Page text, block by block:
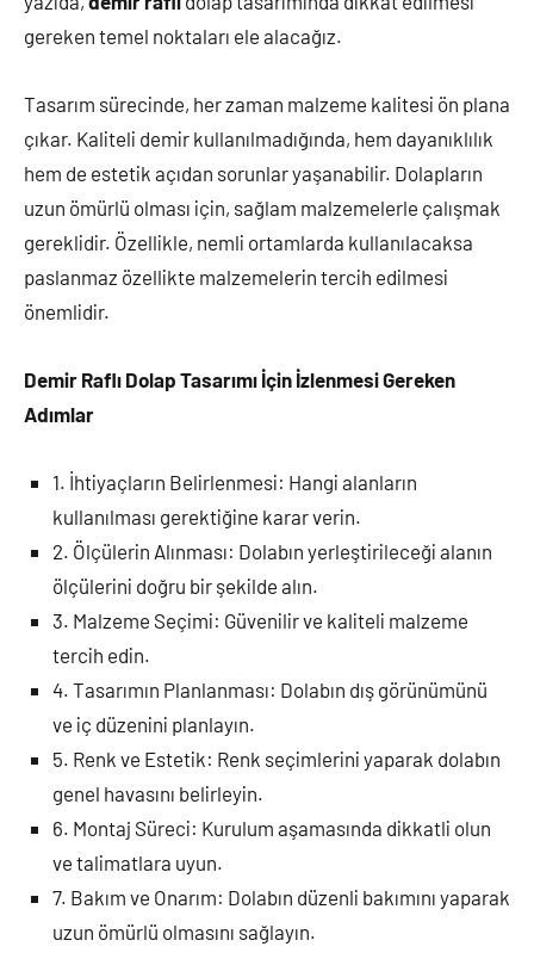
gereken temel noktaları ele alacağız.
Tasarım sürecinde, her zaman malzeme kalitesi ön plana
çıkar. Kaliteli demir kullanılmadığında, hem dayanıklılık
hem de estetik açıdan sorunlar yaşanabilir. Dolapların
uzun ömürlü olması için, sağlam malzemelerle çalışmak
gereklidir. Özellikle, nemli ortamlarda kullanılacaksa
paslanmaz özellikte malzemelerin tercih edilmesi
önemlidir.
Demir Raflı Dolap Tasarımı İçin İzlenmesi Gereken
Adımlar
1. İhtiyaçların Belirlenmesi: Hangi alanların
kullanılması gerektiğine karar verin.
2. Ölçülerin Alınması: Dolabın yerleştirileceği alanın
ölçülerini doğru bir şekilde alın.
3. Malzeme Seçimi: Güvenilir ve kaliteli malzeme
tercih edin.
4. Tasarımın Planlanması: Dolabın dış görünümünü
ve iç düzenini planlayın.
5. Renk ve Estetik: Renk seçimlerini yaparak dolabın
genel havasını belirleyin.
6. Montaj Süreci: Kurulum aşamasında dikkatli olun
ve talimatlara uyun.
7. Bakım ve Onarım: Dolabın düzenli bakımını yaparak
uzun ömürlü olmasını sağlayın.